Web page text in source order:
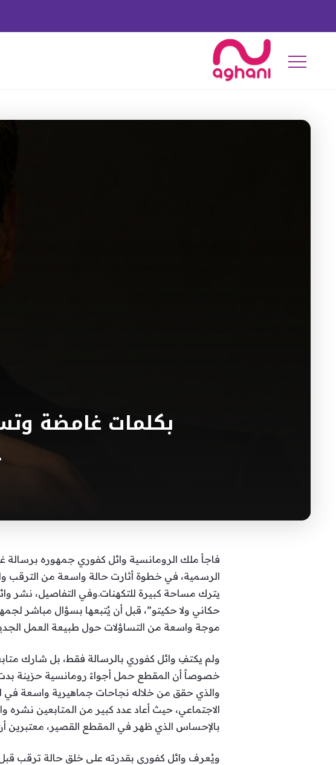
بكلمات غامضة
فاجأ ملك الرومانسية وائل كفوري جمهوره
الرسمية، في خطوة أثارت حالة واسعة من الترقب
يترك مساحة كبيرة للتكهنات.وفي التفاصيل، نشر
حكاني ولا حكيتو”، قبل أن يُتبعها بسؤال مباشر
موجة واسعة من التساؤلات حول طبيعة العمل
ولم يكتفِ وائل كفوري بالرسالة فقط، بل شارك
خصوصاً أن المقطع حمل أجواءً رومانسية حزينة بدت
والذي حقق من خلاله نجاحات جماهيرية واسعة في
الاجتماعي، حيث أعاد عدد كبير من المتابعين نشره
بالإحساس الذي ظهر في المقطع القصير، معتبرين
ويُعرف وائل كفوري بقدرته على خلق حالة ترقب